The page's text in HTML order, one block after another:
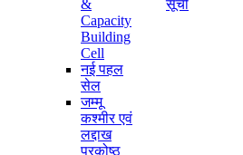
&
Capacity
Building
Cell
नई पहल
सेल
जम्मू
कश्मीर एवं
लद्दाख
प्रकोष्ठ
सूची